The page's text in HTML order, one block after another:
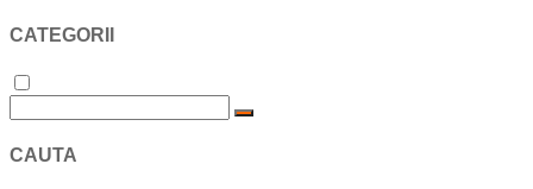
CATEGORII
CAUTA